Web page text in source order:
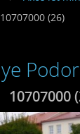
10707000 (26)
10707000